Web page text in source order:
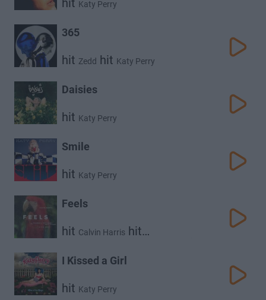
hit Katy Perry
365
hit Zedd hit Katy Perry
Daisies
hit Katy Perry
Smile
hit Katy Perry
Feels
hit Calvin Harris hit
Big Sean
I Kissed a Girl
hit Katy Perry